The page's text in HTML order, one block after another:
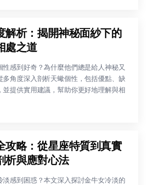
解析：揭開神秘面紗下的
處之道
性感到好奇？為什麼他們總是給人神秘又
多角度深入剖析天蠍個性，包括優點、缺
並提供實用建議，幫助你更好地理解與相
攻略：從星座特質到真實
析與應對心法
淡感到困惑？本文深入探討金牛女冷淡的